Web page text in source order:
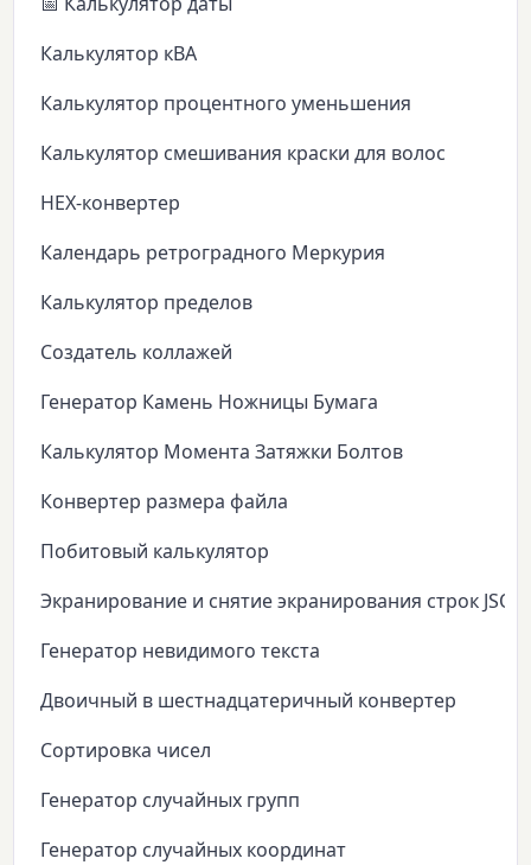
Калькулятор кВА
Калькулятор процентного уменьшения
Калькулятор смешивания краски для волос
HEX-конвертер
Календарь ретроградного Меркурия
Калькулятор пределов
Создатель коллажей
Генератор Камень Ножницы Бумага
Калькулятор Момента Затяжки Болтов
Конвертер размера файла
Побитовый калькулятор
Экранирование и снятие экранирования строк JSON
Генератор невидимого текста
Двоичный в шестнадцатеричный конвертер
Сортировка чисел
Генератор случайных групп
Генератор случайных координат